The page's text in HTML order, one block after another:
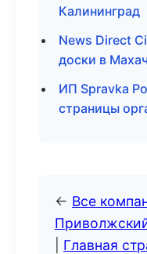
Калининград
News Direct
доски в
ИП Spravka
страницы
← Все
Главная